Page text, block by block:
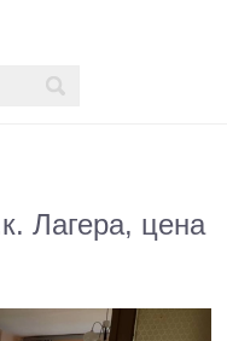
Лагера, цена